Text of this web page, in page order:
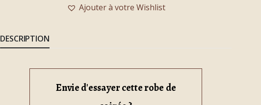
Ajouter à votre Wishlist
DESCRIPTION
Envie d'essayer cette robe de